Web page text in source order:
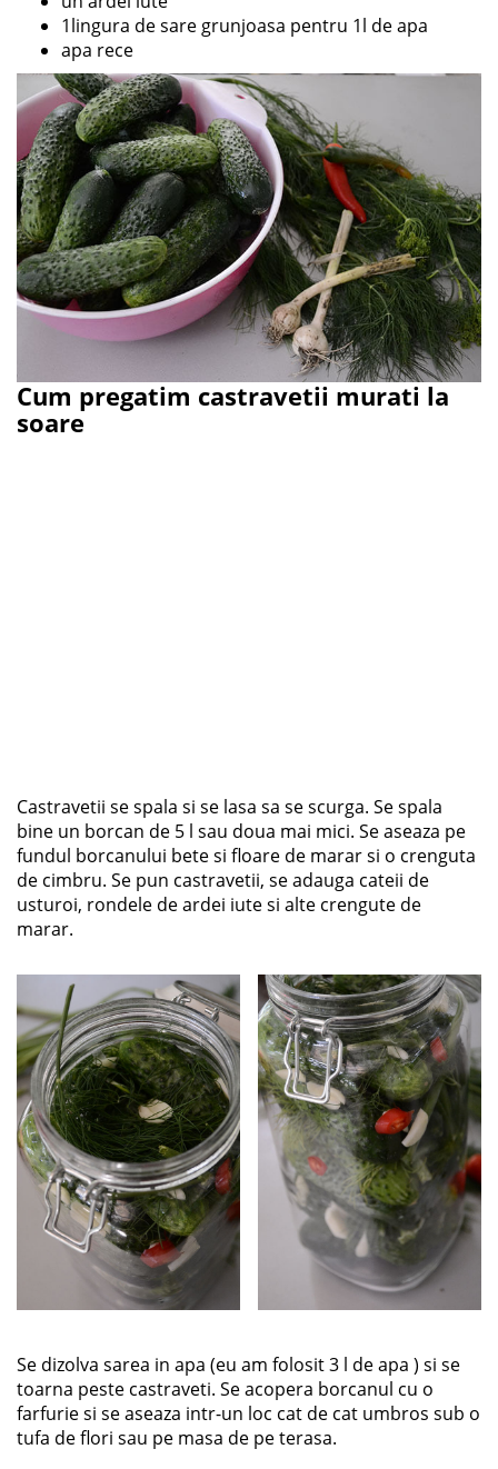
1lingura de sare grunjoasa pentru 1l de apa
apa rece
Cum pregatim castravetii murati la
soare
Castravetii se spala si se lasa sa se scurga. Se spala
bine un borcan de 5 l sau doua mai mici. Se aseaza pe
fundul borcanului bete si floare de marar si o crenguta
de cimbru. Se pun castravetii, se adauga cateii de
usturoi, rondele de ardei iute si alte crengute de
marar.
Se dizolva sarea in apa (eu am folosit 3 l de apa ) si se
toarna peste castraveti. Se acopera borcanul cu o
farfurie si se aseaza intr-un loc cat de cat umbros sub o
tufa de flori sau pe masa de pe terasa.